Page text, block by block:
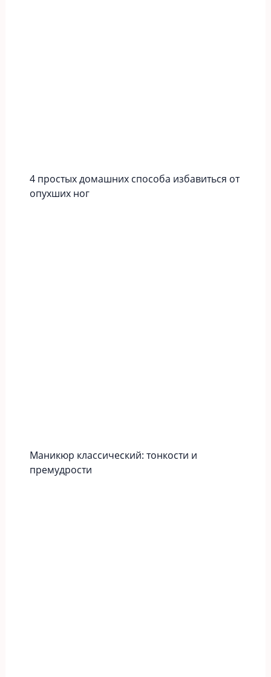
4 простых домашних способа избавиться от
опухших ног
Маникюр классический: тонкости и
премудрости